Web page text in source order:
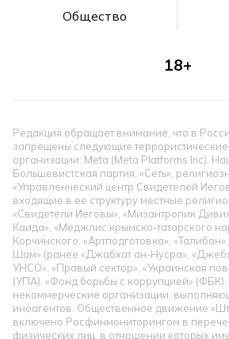
Общество
18+
Редакция обращает внимание, что в
запрещены следующие террористические
организации: Meta (Meta Platforms Inc),
Большевистская партия, «Сеть»,
«Управленческий центр Свидетелей
входящие в ее структуру местные
«Свидетели Иеговы», «Мизантропик
Каида», «Меджлис крымско-татарского
Корчинского, «Артподготовка»,
Шам» (ранее «Джабхат ан-Нусра»,
УНСО», «Правый сектор», «Украинская
(УПА). «Фонд борьбы с коррупцией»
некоммерческие организации,
иноагентов. Общественное движение
включено Росфинмониторингом в
физических лиц, в отношении которых